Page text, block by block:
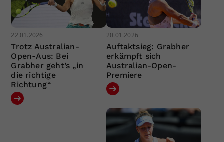
22.01.2026
Trotz Australian-
Open-Aus: Bei
Grabher geht’s „in
die richtige
Richtung“
20.01.2026
Auftaktsieg: Grabher
erkämpft sich
Australian-Open-
Premiere